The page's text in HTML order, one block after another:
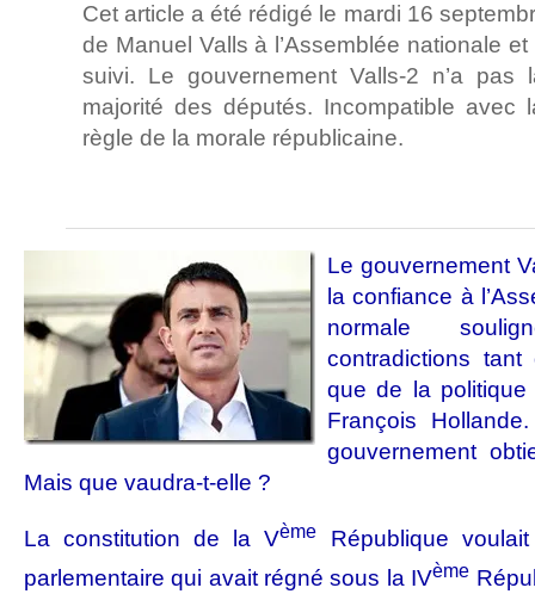
Cet article a été rédigé le mardi 16
de Manuel Valls à l’Assemblée nationale
suivi. Le gouvernement Valls-2 n’a pas
majorité des députés. Incompatible avec
règle de la morale républicaine.
Le gouvernement
la confiance à
normale
contradictions
que de la
François
gouvernement
Mais que vaudra-t-elle ?
La constitution de la Vème
République
parlementaire qui avait régné sous la IVème